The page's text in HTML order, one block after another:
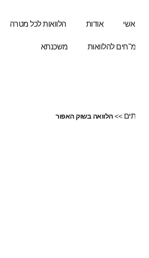
אודות הלוואות לכל מטרה
להלוואות משכנתא
>>הלוואה בשוק האפור